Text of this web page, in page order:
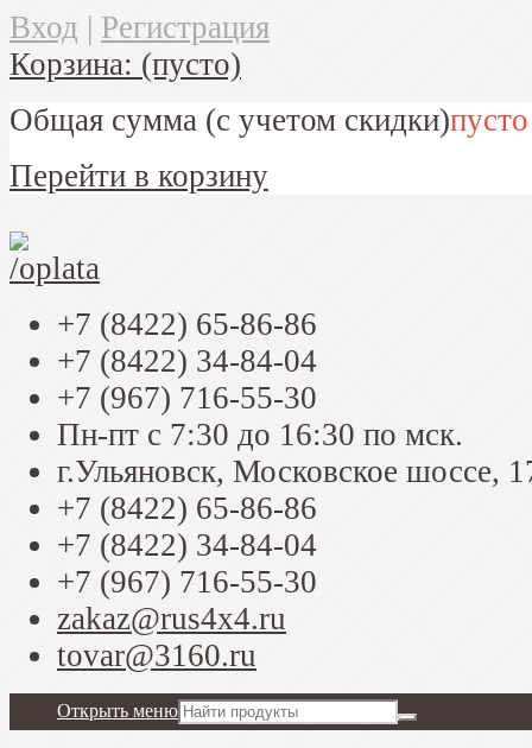
Вход | Регистрация
Корзина: (пусто)
Общая сумма (с учетом скидки)пусто
Перейти в корзину
+7 (8422) 65-86-86
+7 (8422) 34-84-04
+7 (967) 716-55-30
Пн-пт с 7:30 до 16:30 по мск.
г.Ульяновск, Московское шоссе,
+7 (8422) 65-86-86
+7 (8422) 34-84-04
+7 (967) 716-55-30
zakaz@rus4x4.ru
tovar@3160.ru
Открыть меню